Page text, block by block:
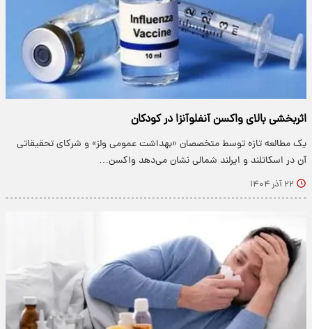
اثربخشی بالای واکسن آنفلوآنزا در کودکان
یک مطالعه تازه توسط متخصصان «بهداشت عمومی ولز» و شرکای تحقیقاتی
آن در اسکاتلند و ایرلند شمالی نشان می‌دهد واکسن…
۲۲ آذر ۱۴۰۴